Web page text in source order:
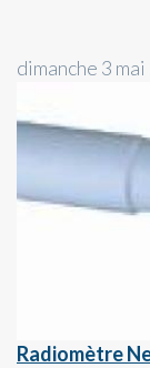
dimanche 3
Radiomètre